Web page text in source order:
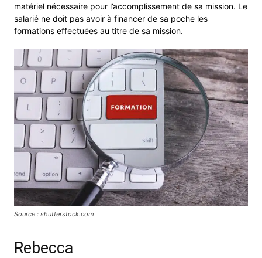
matériel nécessaire pour l’accomplissement de sa mission. Le
salarié ne doit pas avoir à financer de sa poche les
formations effectuées au titre de sa mission.
Source : shutterstock.com
Rebecca